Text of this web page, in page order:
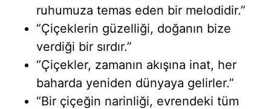
ruhumuza temas eden bir melodidir.”
“Çiçeklerin güzelliği, doğanın bize
verdiği bir sırdır.”
“Çiçekler, zamanın akışına inat, her
baharda yeniden dünyaya gelirler.”
“Bir çiçeğin narinliği, evrendeki tüm